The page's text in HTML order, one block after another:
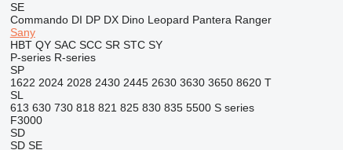
SE
Commando DI DP DX Dino Leopard Pantera Ranger
Sany
HBT QY SAC SCC SR STC SY
P-series R-series
SP
1622 2024 2028 2430 2445 2630 3630 3650 8620 T
SL
613 630 730 818 821 825 830 835 5500 S series
F3000
SD
SD SE